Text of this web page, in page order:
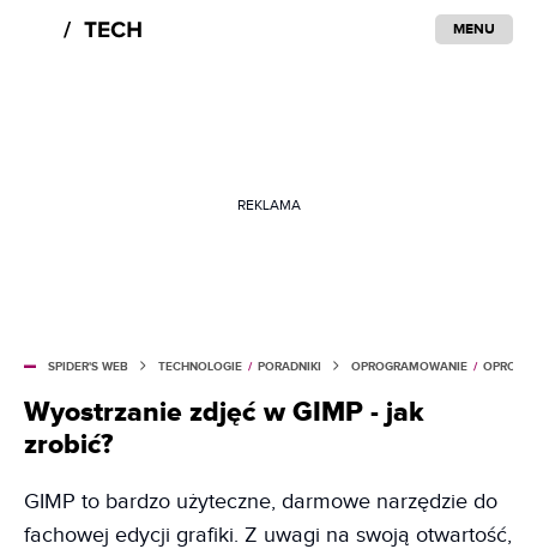
MENU
REKLAMA
SPIDER'S WEB TECHNOLOGIE / PORADNIKI OPROGRAMOWANIE /
Wyostrzanie zdjęć w GIMP - jak
zrobić?
GIMP to bardzo użyteczne, darmowe narzędzie do
fachowej edycji grafiki. Z uwagi na swoją otwartość,